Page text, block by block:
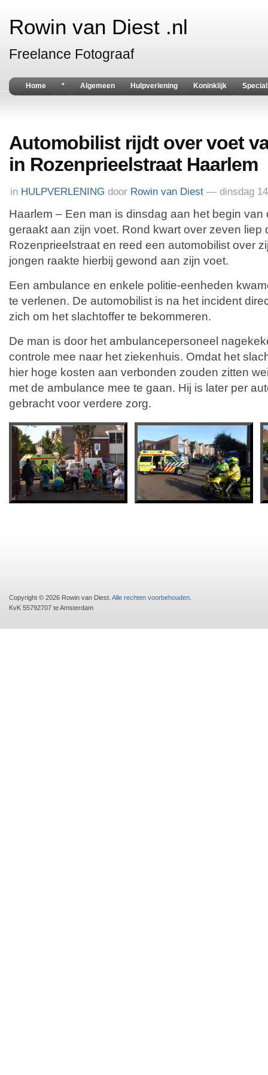
Rowin van Diest .nl
Freelance Fotograaf
Home * Algemeen Hulpverlening Koninklijk
Automobilist rijdt over voet
in Rozenprieelstraat Haarlem
in HULPVERLENING door Rowin van Diest — dinsdag
Haarlem – Een man is dinsdag aan het begin
geraakt aan zijn voet. Rond kwart over zeven liep
Rozenprieelstraat en reed een automobilist over
jongen raakte hierbij gewond aan zijn voet.
Een ambulance en enkele politie-eenheden
te verlenen. De automobilist is na het incident
zich om het slachtoffer te bekommeren.
De man is door het ambulancepersoneel
controle mee naar het ziekenhuis. Omdat het
hier hoge kosten aan verbonden zouden zitten
met de ambulance mee te gaan. Hij is later per
gebracht voor verdere zorg.
Copyright © 2026 Rowin van Diest. Alle rechten voorbehouden
KvK 55792707 te Amsterdam